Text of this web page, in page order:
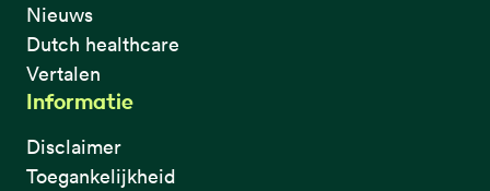
Nieuws
Dutch healthcare
Vertalen
Informatie
Disclaimer
Toegankelijkheid